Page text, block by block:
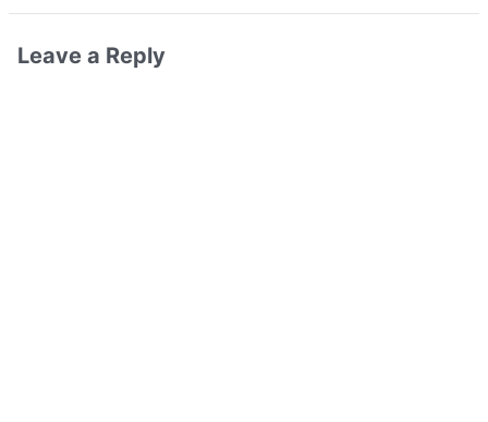
Leave a Reply